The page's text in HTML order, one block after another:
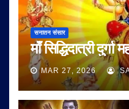
सनातन संसार
माँ सिद्धिदात्री दुर्गा
MAR 27, 2026